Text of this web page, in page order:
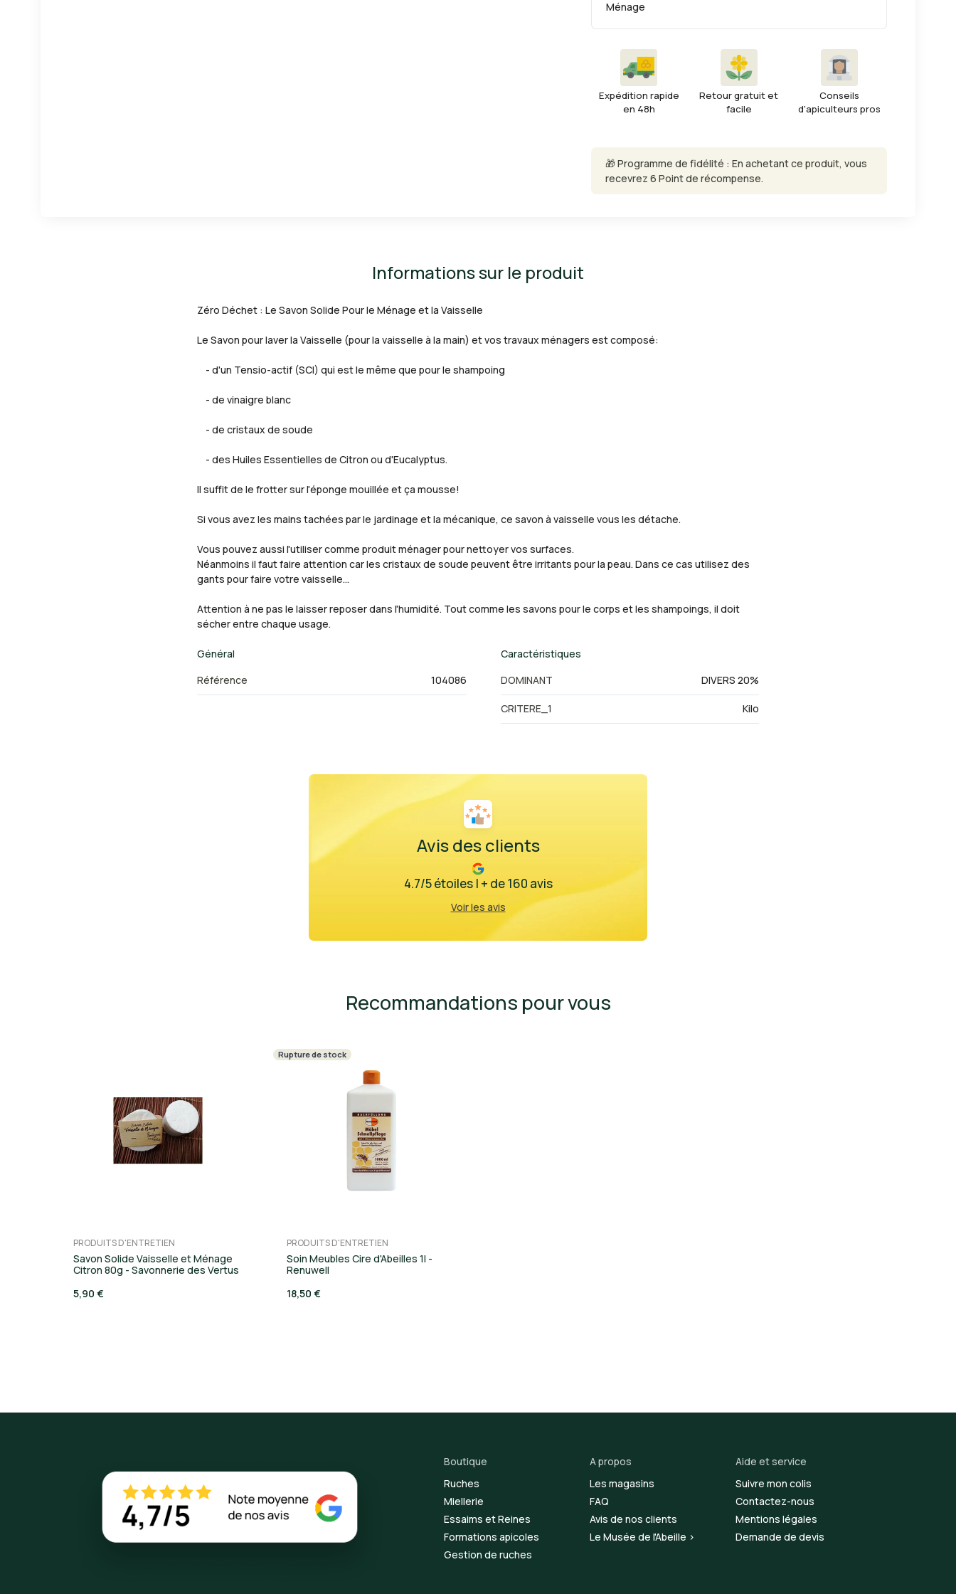
Ménage
Expédition rapide
en 48h
Retour gratuit et
facile
Conseils
d'apiculteurs pros
🎁 Programme de fidélité : En achetant ce produit, vous
recevrez 6 Point de récompense.
Informations sur le produit
Zéro Déchet : Le Savon Solide Pour le Ménage et la Vaisselle
Le Savon pour laver la Vaisselle (pour la vaisselle à la main) et vos travaux ménagers est composé:
- d'un Tensio-actif (SCI) qui est le même que pour le shampoing
- de vinaigre blanc
- de cristaux de soude
- des Huiles Essentielles de Citron ou d'Eucalyptus.
Il suffit de le frotter sur l'éponge mouillée et ça mousse!
Si vous avez les mains tachées par le jardinage et la mécanique, ce savon à vaisselle vous les détache.
Vous pouvez aussi l'utiliser comme produit ménager pour nettoyer vos surfaces.
Néanmoins il faut faire attention car les cristaux de soude peuvent être irritants pour la peau. Dans ce cas utilisez des
gants pour faire votre vaisselle...
Attention à ne pas le laisser reposer dans l'humidité. Tout comme les savons pour le corps et les shampoings, il doit
sécher entre chaque usage.
Général
Référence
104086
Caractéristiques
DOMINANT
DIVERS 20%
CRITERE_1 Kilo
Avis des clients
4.7/5 étoiles | + de 160 avis
Voir les avis
Recommandations pour vous
PRODUITS D'ENTRETIEN
Savon Solide Vaisselle et Ménage
Citron 80g - Savonnerie des Vertus
5,90 €
Rupture de stock
PRODUITS D'ENTRETIEN
Soin Meubles Cire d'Abeilles 1l -
Renuwell
18,50 €
Boutique
Ruches
Miellerie
Essaims et Reines
Formations apicoles
Gestion de ruches
A propos
Les magasins
FAQ
Avis de nos clients
Le Musée de l'Abeille >
Aide et service
Suivre mon colis
Contactez-nous
Mentions légales
Demande de devis